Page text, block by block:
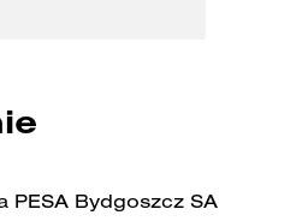
PESA Bydgoszcz SA